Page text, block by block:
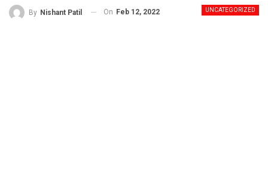
UNCATEGORIZED
By Nishant Patil On Feb 12, 2022